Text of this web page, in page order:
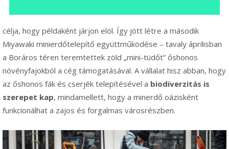
célja, hogy példaként járjon elöl. Így jött létre a második
Miyawaki minierdőtelepítő együttműködése – tavaly áprilisban
a Boráros téren teremtettek zöld „mini-tüdőt” őshonos
növényfajokból a cég támogatásával. A vállalat hisz abban, hogy
az őshonos fák és cserjék telepítésével a biodiverzitás is
szerepet kap, mindamellett, hogy a minerdő oázisként
funkcionálhat a zajos és forgalmas városrészben.